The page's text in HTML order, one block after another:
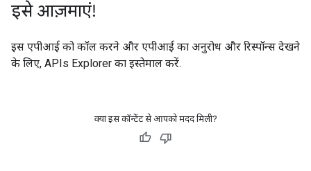
इसे आज़माएं!
इस एपीआई को कॉल करने और एपीआई का अनुरोध और रिस्पॉन्स देखने
के लिए, APIs Explorer का इस्तेमाल करें.
क्या इस कॉन्टेंट से आपको मदद मिली?